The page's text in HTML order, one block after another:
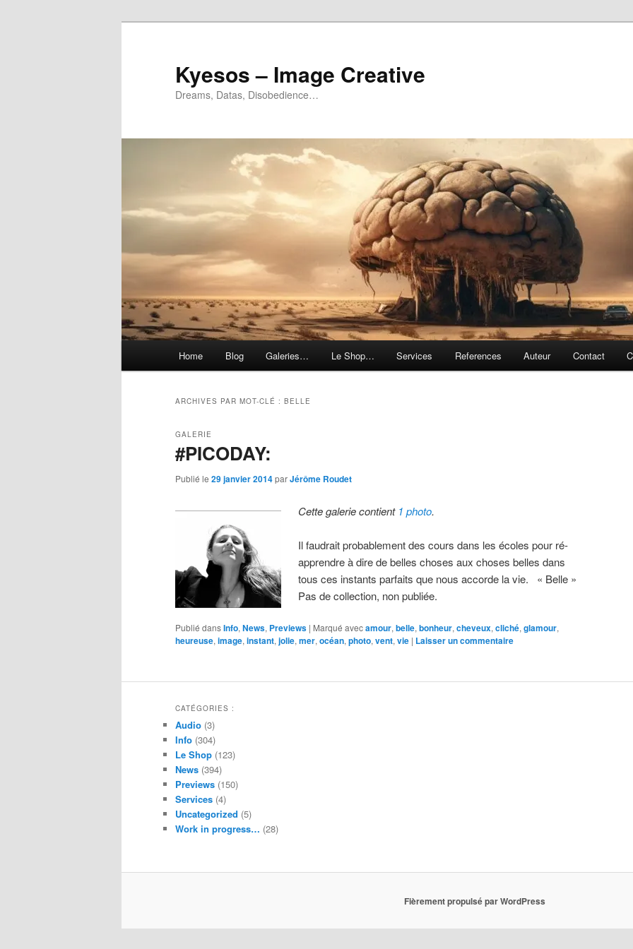
Kyesos – Image Creative
Dreams, Datas, Disobedience…
Home Blog Galeries… Le Shop… Services References Auteur Contact
ARCHIVES PAR MOT-CLÉ : BELLE
#PICODAY:
GALERIE
Publié le 29 janvier 2014parJérôme Roudet
Cette galerie contient 1 photo.
Il faudrait probablement des cours dans les écoles pour ré-
apprendre à dire de belles choses aux choses belles dans
tous ces instants parfaits que nous accorde la vie. « Belle »
Pas de collection, non publiée.
Publié dansInfo, News, Previews | Marqué avecamour, belle, bonheur, cheveux, cliché, glamour,
heureuse, image, instant, jolie, mer, océan, photo, vent, vie | Laisser un commentaire
CATÉGORIES :
Audio (3)
Info (304)
Le Shop (123)
News (394)
Previews (150)
Services (4)
Uncategorized (5)
Work in progress… (28)
Fièrement propulsé par WordPress